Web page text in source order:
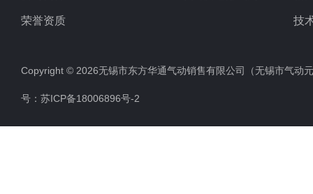
荣誉资质 技
Copyright © 2026无锡市东方华通气动销售有限公司（无锡市气
号： 苏ICP备18006896号-2